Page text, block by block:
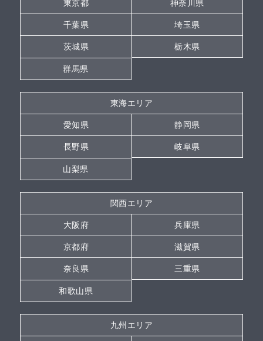
東京都 神奈川県
千葉県 埼玉県
茨城県 栃木県
群馬県
東海エリア
愛知県 静岡県
長野県 岐阜県
山梨県
関西エリア
大阪府 兵庫県
京都府 滋賀県
奈良県 三重県
和歌山県
九州エリア